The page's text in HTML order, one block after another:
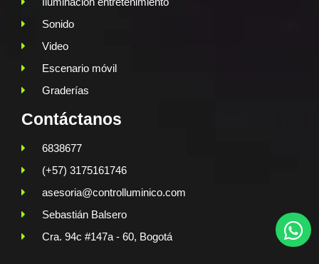
Sonido
Video
Escenario móvil
Graderías
Contáctanos
6838677
(+57) 3175161746
asesoria@controlluminico.com
Sebastián Balsero
Cra. 94c #147a - 60, Bogotá